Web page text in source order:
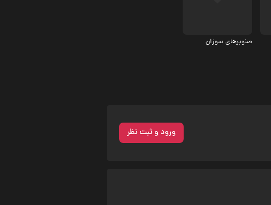
صنوبرهای سوزان
ورود و ثبت نظر